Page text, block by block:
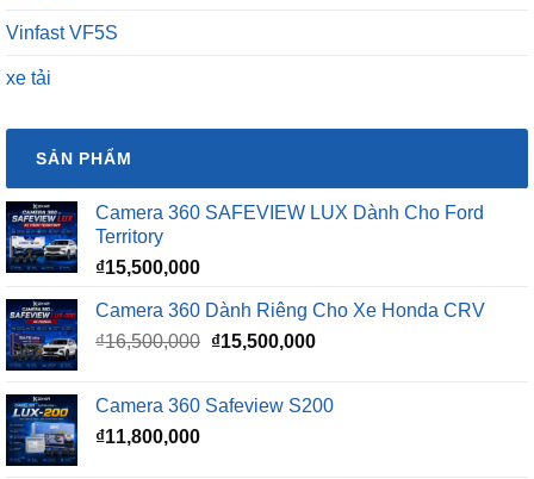
Vinfast VF5S
xe tải
SẢN PHẨM
Camera 360 SAFEVIEW LUX Dành Cho Ford
Territory
₫15,500,000
Camera 360 Dành Riêng Cho Xe Honda CRV
₫16,500,000 Giá
₫16,500,000.
₫15,500,000Giá
là:
Camera 360 Safeview S200
₫11,800,000